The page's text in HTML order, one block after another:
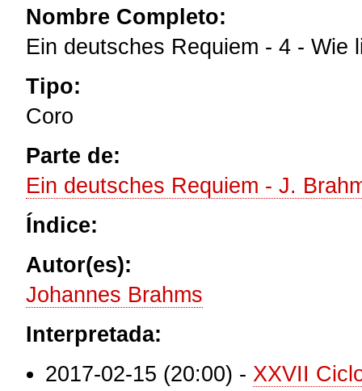
Nombre Completo:
Ein deutsches Requiem - 4 - Wie
Tipo:
Coro
Parte de:
Ein deutsches Requiem - J.
Índice:
Autor(es):
Johannes Brahms
Interpretada:
2017-02-15 (20:00) - XXVII